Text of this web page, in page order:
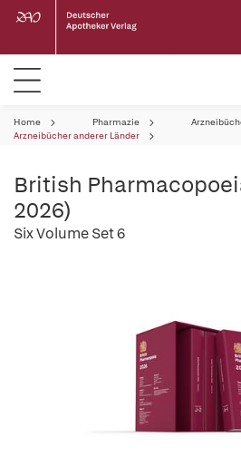
Home Pharmazie
Arzneibücher anderer Länder
British
2026)
Six Volume Set 6